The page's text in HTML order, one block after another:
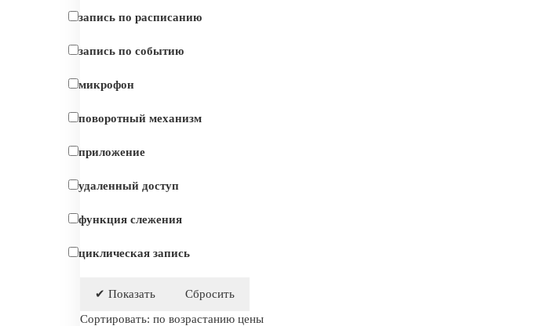
запись по расписанию
запись по событию
микрофон
поворотный механизм
приложение
удаленный доступ
функция слежения
циклическая запись
Сортировать: по возрастанию цены